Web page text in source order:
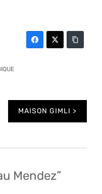
MAISON GIMLI
Mendez”